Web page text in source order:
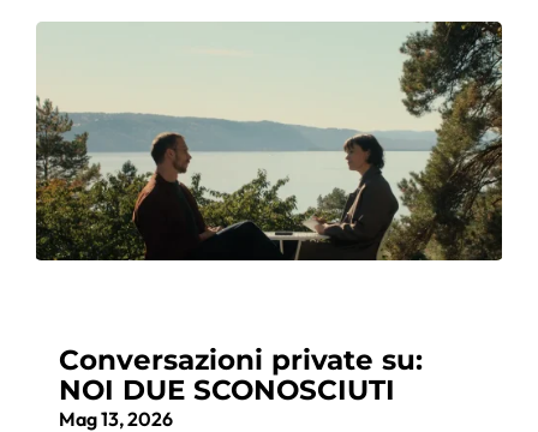
Conversazioni private su:
NOI DUE SCONOSCIUTI
Mag 13, 2026